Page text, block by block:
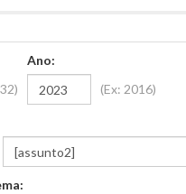
Ano:
(Ex: 2016)